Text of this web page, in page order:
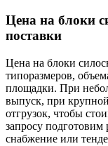
Цена на блоки
поставки
Цена на блоки
типоразмеров,
площадки. При
выпуск, при
отгрузок, чтобы
запросу подготовим
снабжение или